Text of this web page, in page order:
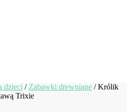
dzieci / Zabawki drewniane /Królik
Trixie